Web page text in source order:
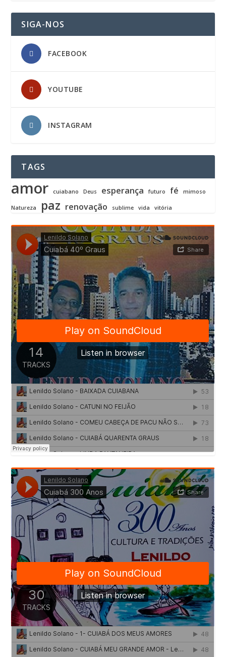
SIGA-NOS
FACEBOOK
YOUTUBE
INSTAGRAM
TAGS
amor cuiabano Deus esperança futuro fé mimoso
Natureza paz renovação sublime vida vitória